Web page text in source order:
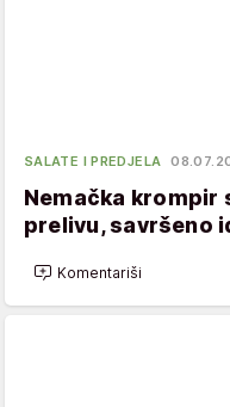
SALATE I PREDJELA
Nemačka krompir
prelivu, savršeno
Komentariši